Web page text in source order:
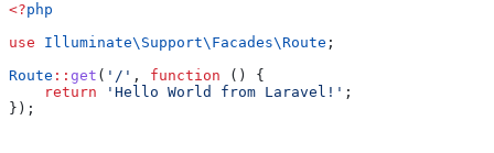
<?php
use Illuminate\Support\Facades\Route ;
Route :: get ( '/' , function () {
    return
'Hello World from Laravel!' ;
});